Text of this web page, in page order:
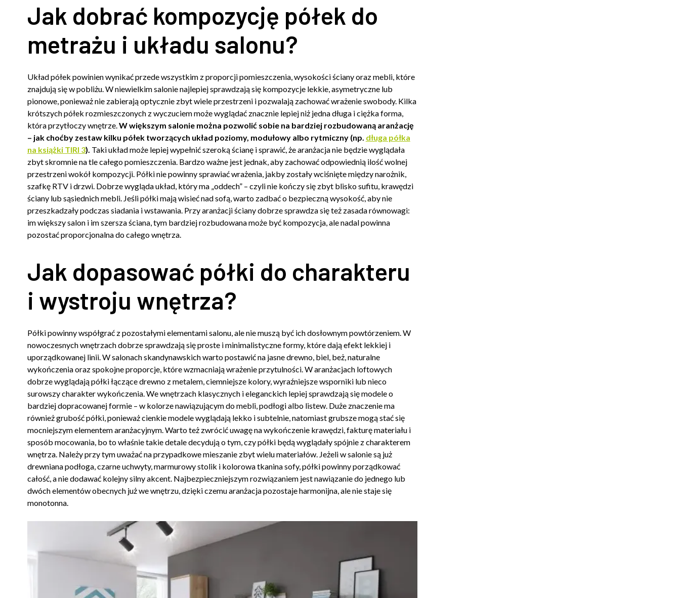
Jak dobrać kompozycję półek do
metrażu i układu salonu?
Układ półek powinien wynikać przede wszystkim z proporcji pomieszczenia, wysokości ściany oraz mebli, które
znajdują się w pobliżu. W niewielkim salonie najlepiej sprawdzają się kompozycje lekkie, asymetryczne lub
pionowe, ponieważ nie zabierają optycznie zbyt wiele przestrzeni i pozwalają zachować wrażenie swobody. Kilka
krótszych półek rozmieszczonych z wyczuciem może wyglądać znacznie lepiej niż jedna długa i ciężka forma,
która przytłoczy wnętrze.W większym salonie można pozwolić sobie na bardziej rozbudowaną aranżację
– jak choćby zestaw kilku półek tworzących układ poziomy, modułowy albo rytmiczny (np. długa półka
na książki TIRI 3). Taki układ może lepiej wypełnić szeroką ścianę i sprawić, że aranżacja nie będzie wyglądała
zbyt skromnie na tle całego pomieszczenia. Bardzo ważne jest jednak, aby zachować odpowiednią ilość wolnej
przestrzeni wokół kompozycji. Półki nie powinny sprawiać wrażenia, jakby zostały wciśnięte między narożnik,
szafkę RTV i drzwi. Dobrze wygląda układ, który ma „oddech” – czyli nie kończy się zbyt blisko sufitu, krawędzi
ściany lub sąsiednich mebli. Jeśli półki mają wisieć nad sofą, warto zadbać o bezpieczną wysokość, aby nie
przeszkadzały podczas siadania i wstawania. Przy aranżacji ściany dobrze sprawdza się też zasada równowagi:
im większy salon i im szersza ściana, tym bardziej rozbudowana może być kompozycja, ale nadal powinna
pozostać proporcjonalna do całego wnętrza.
Jak dopasować półki do charakteru
i wystroju wnętrza?
Półki powinny współgrać z pozostałymi elementami salonu, ale nie muszą być ich dosłownym powtórzeniem. W
nowoczesnych wnętrzach dobrze sprawdzają się proste i minimalistyczne formy, które dają efekt lekkiej i
uporządkowanej linii. W salonach skandynawskich warto postawić na jasne drewno, biel, beż, naturalne
wykończenia oraz spokojne proporcje, które wzmacniają wrażenie przytulności. W aranżacjach loftowych
dobrze wyglądają półki łączące drewno z metalem, ciemniejsze kolory, wyraźniejsze wsporniki lub nieco
surowszy charakter wykończenia. We wnętrzach klasycznych i eleganckich lepiej sprawdzają się modele o
bardziej dopracowanej formie – w kolorze nawiązującym do mebli, podłogi albo listew. Duże znaczenie ma
również grubość półki, ponieważ cienkie modele wyglądają lekko i subtelnie, natomiast grubsze mogą stać się
mocniejszym elementem aranżacyjnym. Warto też zwrócić uwagę na wykończenie krawędzi, fakturę materiału i
sposób mocowania, bo to właśnie takie detale decydują o tym, czy półki będą wyglądały spójnie z charakterem
wnętrza. Należy przy tym uważać na przypadkowe mieszanie zbyt wielu materiałów. Jeżeli w salonie są już
drewniana podłoga, czarne uchwyty, marmurowy stolik i kolorowa tkanina sofy, półki powinny porządkować
całość, a nie dodawać kolejny silny akcent. Najbezpieczniejszym rozwiązaniem jest nawiązanie do jednego lub
dwóch elementów obecnych już we wnętrzu, dzięki czemu aranżacja pozostaje harmonijna, ale nie staje się
monotonna.